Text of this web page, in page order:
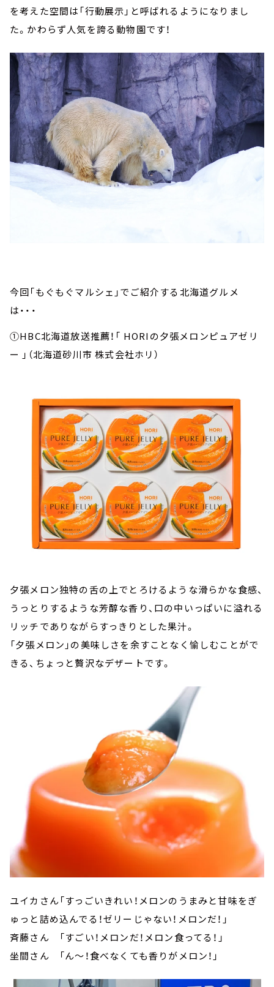
を考えた空間は「行動展示」と呼ばれるようになりまし
た。かわらず人気を誇る動物園です！
今回「もぐもぐマルシェ」でご紹介する北海道グルメ
は・・・
①HBC北海道放送推薦！「 HORIの夕張メロンピュアゼリ
ー 」（北海道砂川市 株式会社ホリ）
夕張メロン独特の舌の上でとろけるような滑らかな食感、
うっとりするような芳醇な香り、口の中いっぱいに溢れる
リッチでありながらすっきりとした果汁。
「夕張メロン」の美味しさを余すことなく愉しむことがで
きる、ちょっと贅沢なデザートです。
ユイカさん「すっごいきれい！メロンのうまみと甘味をぎ
ゅっと詰め込んでる！ゼリーじゃない！メロンだ！」
斉藤さん 「すごい！メロンだ！メロン食ってる！」
坐間さん 「ん～！食べなくても香りがメロン！」